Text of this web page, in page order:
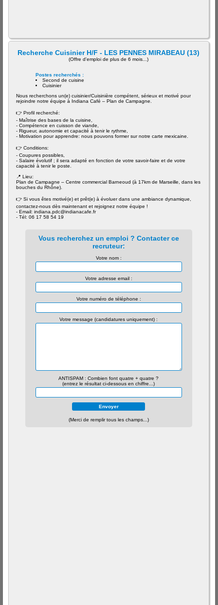
Recherche Cuisinier H/F - LES PENNES MIRABEAU (13)
(Offre d'emploi de plus de 6 mois...)
Postes recherchés :
Second de cuisine
Cuisinier
Nous recherchons un(e) cuisinier/Cuisinière compétent, sérieux et motivé pour
rejoindre notre équipe à Indiana Café – Plan de Campagne.
👉 Profil recherché:
- Maîtrise des bases de la cuisine,
- Compétence en cuisson de viande,
- Rigueur, autonomie et capacité à tenir le rythme,
- Motivation pour apprendre: nous pouvons former sur notre carte mexicaine.
👉 Conditions:
- Coupures possibles,
- Salaire évolutif ; il sera adapté en fonction de votre savoir-faire et de votre
capacité à tenir le poste.
📍 Lieu:
Plan de Campagne – Centre commercial Barneoud (à 17km de Marseille, dans les
bouches du Rhône).
👉 Si vous êtes motivé(e) et prêt(e) à évoluer dans une ambiance dynamique,
contactez-nous dès maintenant et rejoignez notre équipe !
- Email: indiana.pdc@indianacafe.fr
- Tél: 06 17 58 54 19
Vous recherchez un emploi ? Contacter ce
recruteur:
Votre nom :
Votre adresse email :
Votre numéro de téléphone :
Votre message (candidatures uniquement) :
ANTISPAM : Combien font quatre + quatre ?
(entrez le résultat ci-dessous en chiffre...)
(Merci de remplir tous les champs...)